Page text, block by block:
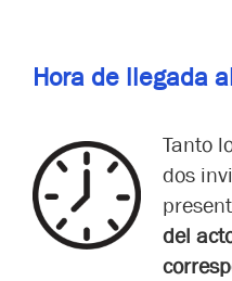
Hora de llegada
Tanto
dos
del